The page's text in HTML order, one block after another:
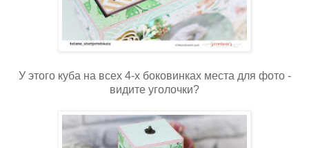
У этого куба на всех 4-х боковинках места для фото -
видите уголочки?